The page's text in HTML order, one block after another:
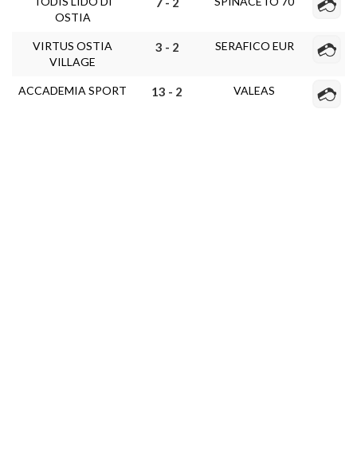
OSTIA
VIRTUS OSTIA
VILLAGE
3 - 2 SERAFICO EUR
ACCADEMIA SPORT 13 - 2 VALEAS